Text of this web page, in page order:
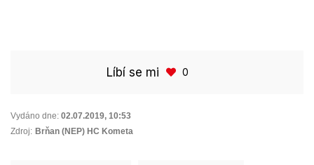
Líbí se mi 0
Vydáno dne: 02.07.2019, 10:53
Zdroj: Brňan (NEP) HC Kometa